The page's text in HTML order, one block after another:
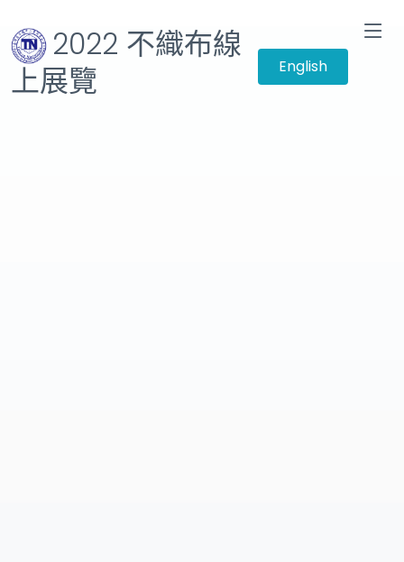
2022 不織布線
上展覽
English